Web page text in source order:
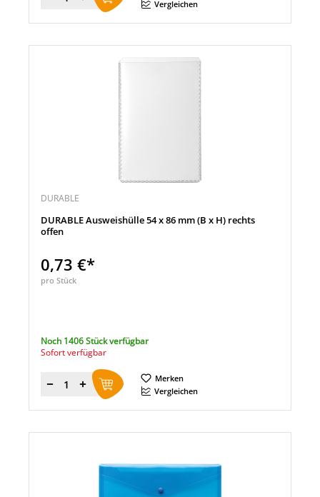
Vergleichen
DURABLE
DURABLE Ausweishülle 54 x 86 mm (B x H) rechts
offen
0,73 €*
pro Stück
Noch 1406 Stück verfügbar
Sofort verfügbar
Menge
Merken
Vergleichen